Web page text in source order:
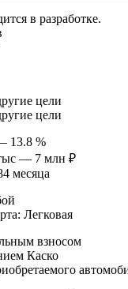
в разработке.
цели
цели
13.8 %
— 7 млн ₽
месяца
Легковая
взносом
Каско